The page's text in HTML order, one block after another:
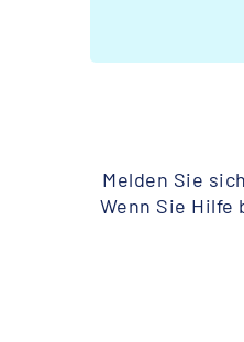
Melden Sie
Wenn Sie